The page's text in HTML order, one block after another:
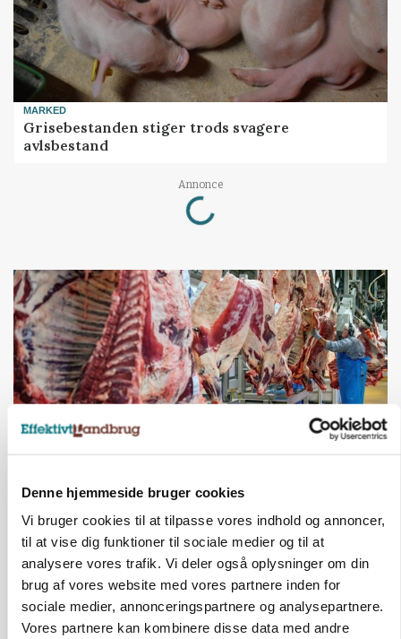
Denne hjemmeside bruger cookies
Vi bruger cookies til at tilpasse vores indhold og annoncer,
til at vise dig funktioner til sociale medier og til at
analysere vores trafik. Vi deler også oplysninger om din
brug af vores website med vores partnere inden for
sociale medier, annonceringspartnere og analysepartnere.
Vores partnere kan kombinere disse data med andre
MARKED
Grisebestanden stiger trods svagere
avlsbestand
Annonce
Loading...
MARKED
Uændret notering: Spæde lyspunkter i fortsat
presset marked for oksekød
Annonce